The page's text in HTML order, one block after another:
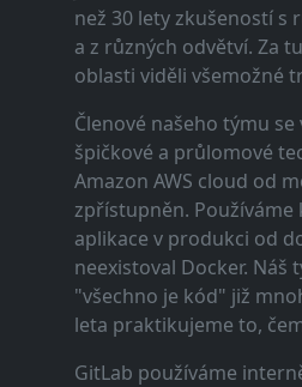
než 30 lety zkušeností s
a z různých odvětví. Za
oblasti viděli všemožné
Členové našeho týmu se
špičkové a průlomové
Amazon AWS cloud od
zpřístupněn.
aplikace v produkci od
neexistoval Docker. Náš
"všechno je kód" již
leta praktikujeme to,
GitLab používáme